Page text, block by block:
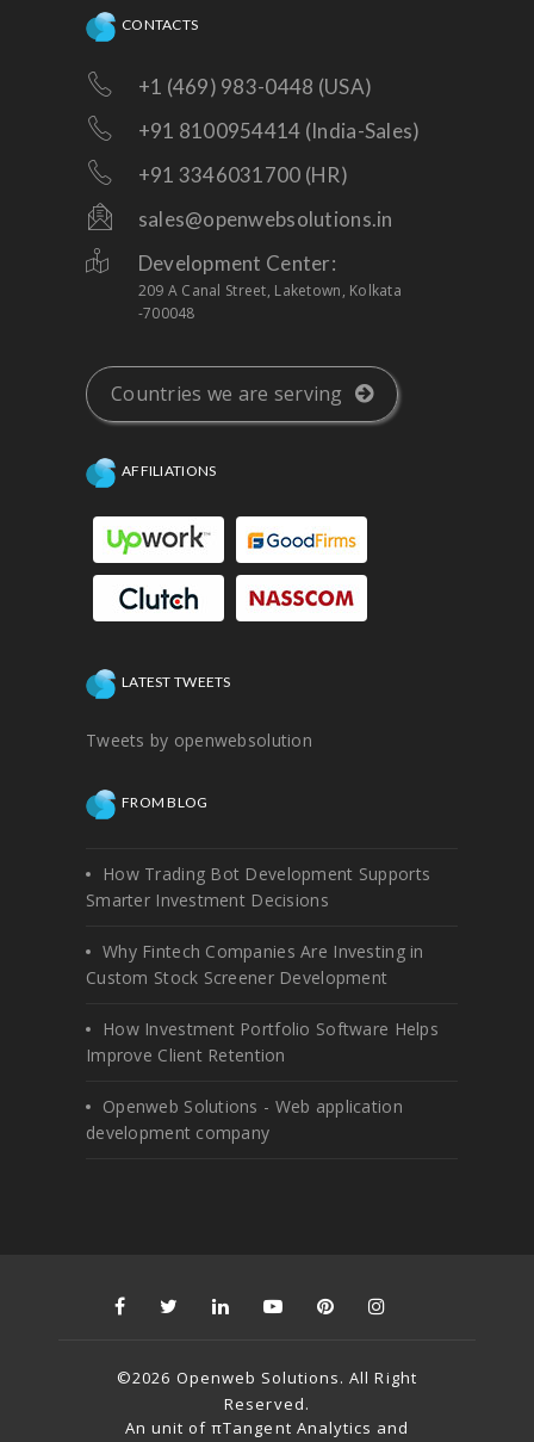
CONTACTS
+1 (469) 983-0448 (USA)
+91 8100954414 (India-Sales)
+91 3346031700 (HR)
sales@openwebsolutions.in
Development Center:
209 A Canal Street, Laketown, Kolkata
-700048
Countries we are serving
AFFILIATIONS
LATEST TWEETS
Tweets by openwebsolution
FROM BLOG
How Trading Bot Development Supports
Smarter Investment Decisions
Why Fintech Companies Are Investing in
Custom Stock Screener Development
How Investment Portfolio Software Helps
Improve Client Retention
Openweb Solutions - Web application
development company
©2026 Openweb Solutions. All Right
Reserved.
An unit of πTangent Analytics and